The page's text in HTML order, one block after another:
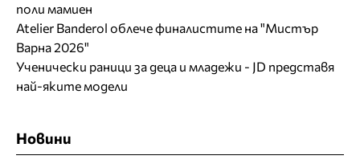
поли мамиен
Atelier Banderol облече финалистите на "Мистър
Варна 2026"
Ученически раници за деца и младежи - JD представя
най-яките модели
Новини